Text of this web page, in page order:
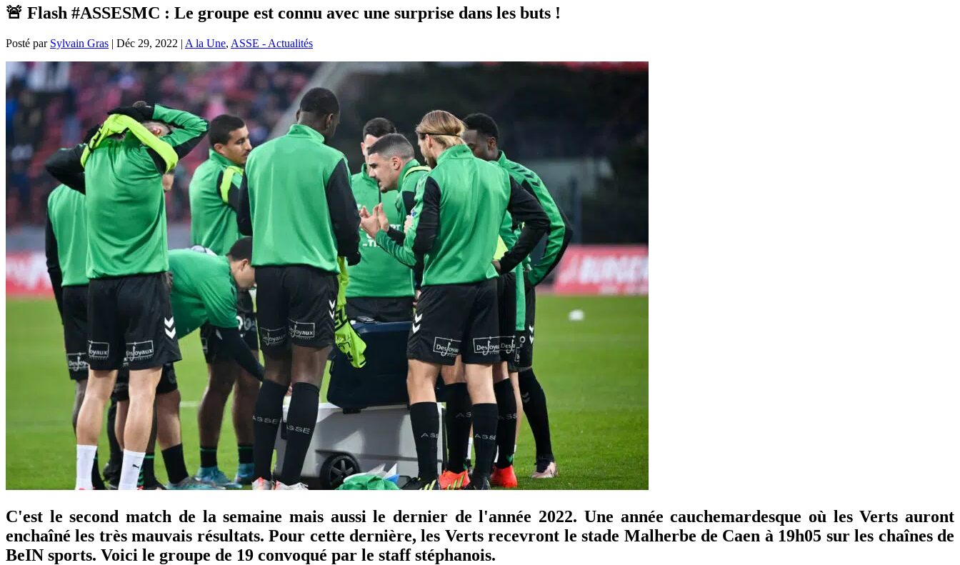
🚨 Flash #ASSESMC : Le groupe est connu avec une surprise dans les buts !
Posté par Sylvain Gras | Déc 29, 2022 | A la Une, ASSE - Actualités
C'est le second match de la semaine mais aussi le dernier de l'année 2022. Une année cauchemardesque où les Verts auront
enchaîné les très mauvais résultats. Pour cette dernière, les Verts recevront le stade Malherbe de Caen à 19h05 sur les chaînes de
BeIN sports. Voici le groupe de 19 convoqué par le staff stéphanois.